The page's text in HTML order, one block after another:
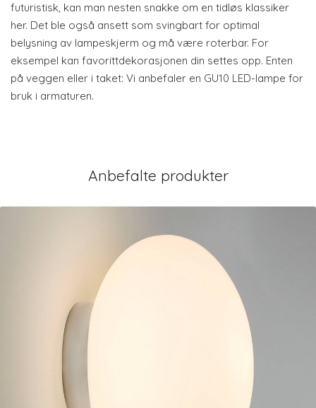
futuristisk, kan man nesten snakke om en tidløs klassiker
her. Det ble også ansett som svingbart for optimal
belysning av lampeskjerm og må være roterbar. For
eksempel kan favorittdekorasjonen din settes opp. Enten
på veggen eller i taket: Vi anbefaler en GU10 LED-lampe for
bruk i armaturen.
Anbefalte produkter